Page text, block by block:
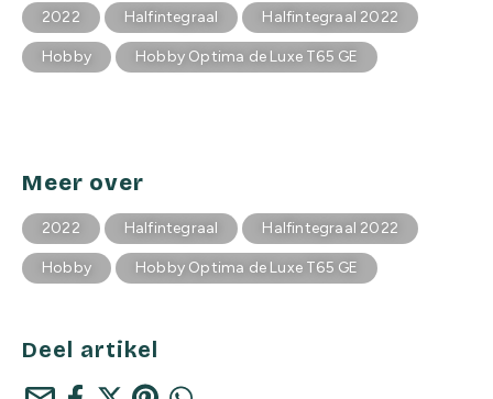
2022 Halfintegraal Halfintegraal 2022
Hobby Hobby Optima de Luxe T65 GE
Meer over
2022 Halfintegraal Halfintegraal 2022
Hobby Hobby Optima de Luxe T65 GE
Deel artikel